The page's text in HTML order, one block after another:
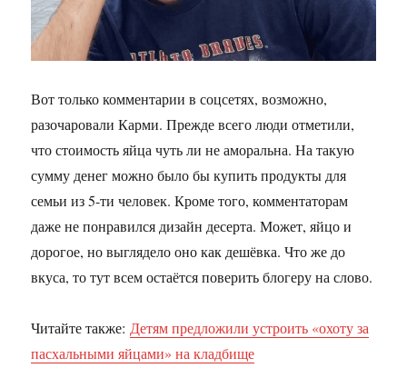
Вот только комментарии в соцсетях, возможно,
разочаровали Карми. Прежде всего люди отметили,
что стоимость яйца чуть ли не аморальна. На такую
сумму денег можно было бы купить продукты для
семьи из 5-ти человек. Кроме того, комментаторам
даже не понравился дизайн десерта. Может, яйцо и
дорогое, но выглядело оно как дешёвка. Что же до
вкуса, то тут всем остаётся поверить блогеру на слово.
Читайте также:Детям предложили устроить «охоту за
пасхальными яйцами» на кладбище